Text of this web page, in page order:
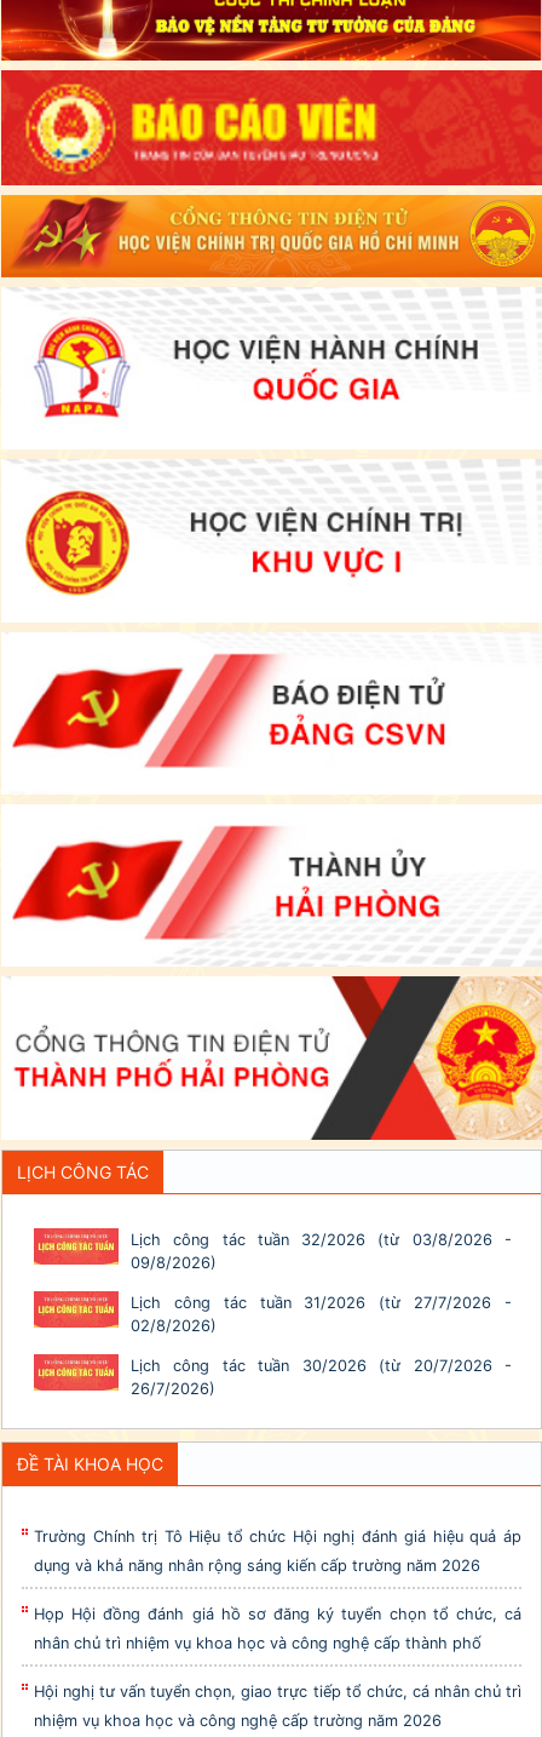
LỊCH CÔNG TÁC
Lịch công tác tuần 32/2026 (từ 03/8/2026 -
09/8/2026)
Lịch công tác tuần 31/2026 (từ 27/7/2026 -
02/8/2026)
Lịch công tác tuần 30/2026 (từ 20/7/2026 -
26/7/2026)
ĐỀ TÀI KHOA HỌC
Trường Chính trị Tô Hiệu tổ chức Hội nghị đánh giá hiệu quả áp
dụng và khả năng nhân rộng sáng kiến cấp trường năm 2026
Họp Hội đồng đánh giá hồ sơ đăng ký tuyển chọn tổ chức, cá
nhân chủ trì nhiệm vụ khoa học và công nghệ cấp thành phố
Hội nghị tư vấn tuyển chọn, giao trực tiếp tổ chức, cá nhân chủ trì
nhiệm vụ khoa học và công nghệ cấp trường năm 2026